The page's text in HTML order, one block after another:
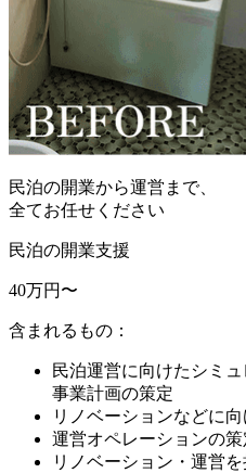
民泊の開業から運営まで、
全てお任せください
民泊の開業支援
40万円〜
含まれるもの：
民泊運営に向けたシミ
事業計画の策定
リノベーションなどに
運営オペレーションの策
リノベーション・運営